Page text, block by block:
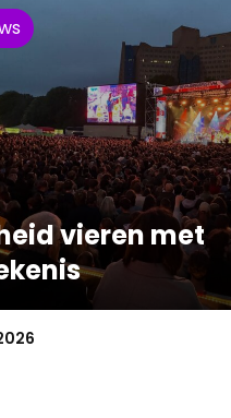
vieren met
op: